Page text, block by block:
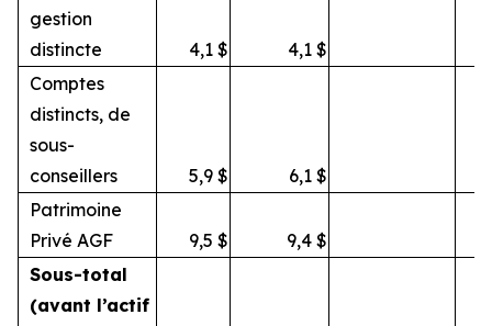
gestion
distincte
4,1 $ 4,1 $
Comptes
distincts, de
sous-
conseillers
5,9 $ 6,1 $
Patrimoine
Privé AGF
9,5 $ 9,4 $
Sous-total
(avant l’actif